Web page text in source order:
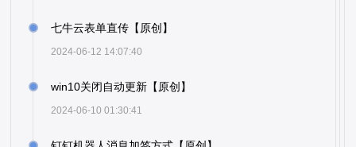
七牛云表单直传【原创】
2024-06-12 14:07:40
win10关闭自动更新【原创】
2024-06-10 01:30:41